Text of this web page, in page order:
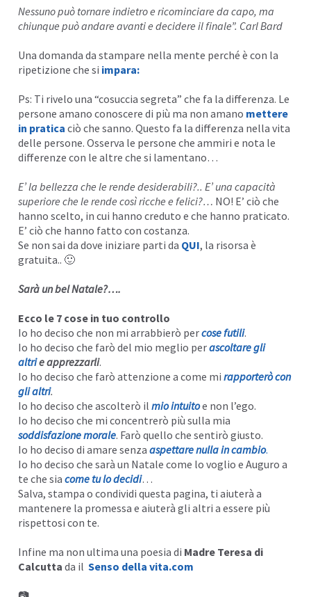
Nessuno può tornare indietro e ricominciare da capo, ma
chiunque può andare avanti e decidere il finale”. Carl Bard
Una domanda da stampare nella mente perché è con la
ripetizione che si impara:
Ps: Ti rivelo una “cosuccia segreta” che fa la differenza. Le
persone amano conoscere di più ma non amano mettere
in pratica ciò che sanno. Questo fa la differenza nella vita
delle persone. Osserva le persone che ammiri e nota le
differenze con le altre che si lamentano…
E’ la bellezza che le rende desiderabili?.. E’ una capacità
superiore che le rende così ricche e felici?… NO! E’ ciò che
hanno scelto, in cui hanno creduto e che hanno praticato.
E’ ciò che hanno fatto con costanza.
Se non sai da dove iniziare parti da QUI, la risorsa è
gratuita.. 🙂
Sarà un bel Natale?….
Ecco le 7 cose in tuo controllo
Io ho deciso che non mi arrabbierò percose futili.
Io ho deciso che farò del mio meglio perascoltare gli
altrie apprezzarli.
Io ho deciso che farò attenzione a come mi rapporterò con
gli altri.
Io ho deciso che ascolterò il mio intuitoe non l’ego.
Io ho deciso che mi concentrerò più sulla mia
soddisfazione morale. Farò quello che sentirò giusto.
Io ho deciso di amare senza aspettare nulla in cambio.
Io ho deciso che sarà un Natale come lo voglio e Auguro a
te che sia come tu lo decidi…
Salva, stampa o condividi questa pagina, ti aiuterà a
mantenere la promessa e aiuterà gli altri a essere più
rispettosi con te.
Infine ma non ultima una poesia di Madre Teresa di
Calcutta da il Senso della vita.com